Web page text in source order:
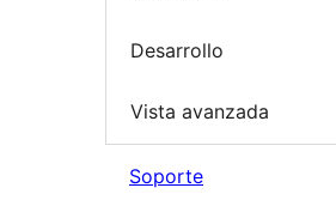
Desarrollo
Vista avanzada
Soporte